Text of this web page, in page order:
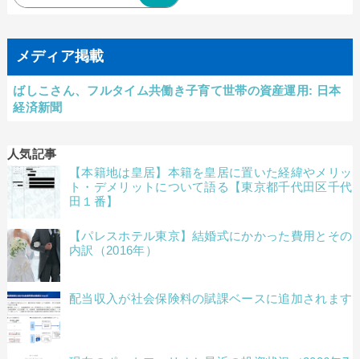
メディア掲載
ばしこさん、フルタイム共働き子育て世帯の資産運用: 日本
経済新聞
人気記事
【本籍地は皇居】本籍を皇居に置いた経緯やメリッ
ト・デメリットについて語る【東京都千代田区千代
田１番】
【パレスホテル東京】結婚式にかかった費用とその
内訳（2016年）
配当収入が社会保険料の賦課ベースに追加されます